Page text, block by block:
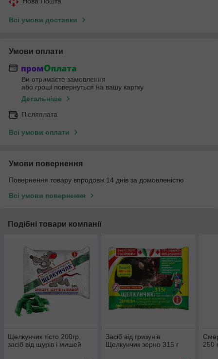
Всі умови доставки
Умови оплати
Ви отримаєте замовлення
або гроші повернуться на вашу картку
Детальніше
Післяплата
Всі умови оплати
Умови повернення
Повернення товару впродовж 14 днів за домовленістю
Всі умови повернення
Подібні товари компанії
Щелкунчик тісто 200гр.
засіб від щурів і мишей
Засіб від гризунів
Щелкунчик зерно 315 г
250